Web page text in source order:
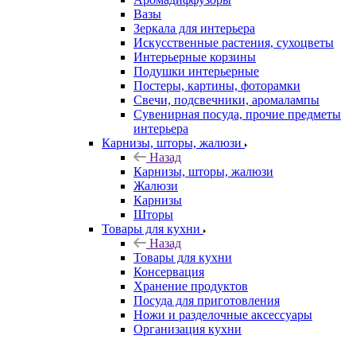
Вазы
Зеркала для интерьера
Искусственные растения, сухоцветы
Интерьерные корзины
Подушки интерьерные
Постеры, картины, фоторамки
Свечи, подсвечники, аромалампы
Сувенирная посуда, прочие предметы
интерьера
Карнизы, шторы, жалюзи
Назад
Карнизы, шторы, жалюзи
Жалюзи
Карнизы
Шторы
Товары для кухни
Назад
Товары для кухни
Консервация
Хранение продуктов
Посуда для приготовления
Ножи и разделочные аксессуары
Организация кухни